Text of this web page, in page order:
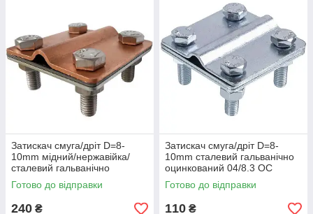
Затискач смуга/дріт D=8-
10mm мідний/нержавійка/
сталевий гальванічно
оцинкований 04/8.3 Cu/Ni/OC
Готово до відправки
240 ₴
Затискач смуга/дріт D=8-
10mm сталевий гальванічно
оцинкований 04/8.3 OC
Готово до відправки
110 ₴